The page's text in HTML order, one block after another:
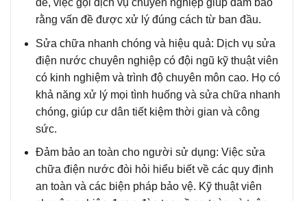
đề, việc gọi dịch vụ chuyên nghiệp giúp đảm bảo
rằng vấn đề được xử lý đúng cách từ ban đầu.
Sửa chữa nhanh chóng và hiệu quả: Dịch vụ sửa
điện nước chuyên nghiệp có đội ngũ kỹ thuật viên
có kinh nghiệm và trình độ chuyên môn cao. Họ có
khả năng xử lý mọi tình huống và sửa chữa nhanh
chóng, giúp cư dân tiết kiệm thời gian và công
sức.
Đảm bảo an toàn cho người sử dụng: Việc sửa
chữa điện nước đòi hỏi hiểu biết về các quy định
an toàn và các biện pháp bảo vệ. Kỹ thuật viên